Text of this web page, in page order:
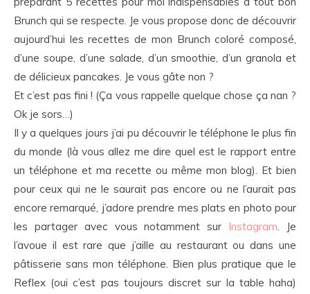
Brunch qui se respecte. Je vous propose donc de découvrir
aujourd’hui les recettes de mon Brunch coloré composé,
d’une soupe, d’une salade, d’un smoothie, d’un granola et
de délicieux pancakes. Je vous gâte non ?
Et c’est pas fini ! (Ça vous rappelle quelque chose ça nan ?
Ok je sors…)
Il y a quelques jours j’ai pu découvrir le téléphone le plus fin
du monde (là vous allez me dire quel est le rapport entre
un téléphone et ma recette ou même mon blog). Et bien
pour ceux qui ne le saurait pas encore ou ne l’aurait pas
encore remarqué, j’adore prendre mes plats en photo pour
les partager avec vous notamment sur Instagram. Je
l’avoue il est rare que j’aille au restaurant ou dans une
pâtisserie sans mon téléphone. Bien plus pratique que le
Reflex (oui c’est pas toujours discret sur la table haha)